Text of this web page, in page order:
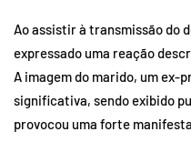
Ao assistir à transmissão do
expressado uma reação
A imagem do marido, um ex-
significativa, sendo exibido
provocou uma forte